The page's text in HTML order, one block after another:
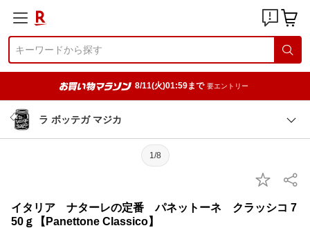
8/11(火)01:59まで 要エントリー
ラ ボッテガ マジカ
1/8
イタリア ナターレの定番 パネットーネ クラッシコ 7
50ｇ【Panettone Classico】